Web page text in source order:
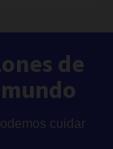
de
cuidar